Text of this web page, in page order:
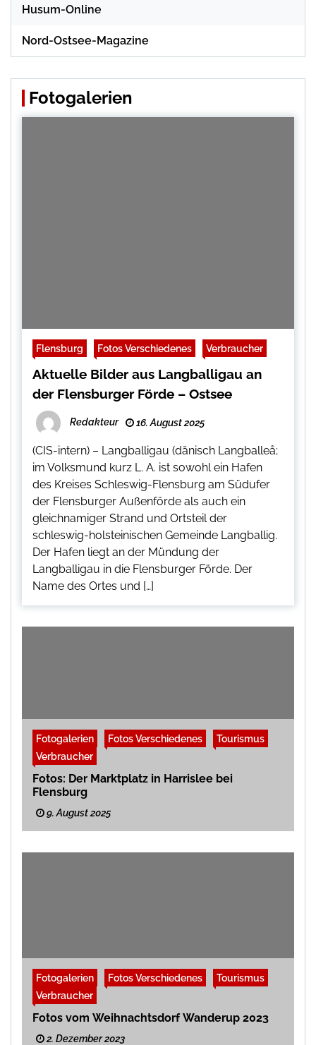
Husum-Online
Nord-Ostsee-Magazine
Fotogalerien
Flensburg Fotos Verschiedenes Verbraucher
Aktuelle Bilder aus Langballigau an
der Flensburger Förde – Ostsee
Redakteur 16. August 2025
(CIS-intern) – Langballigau (dänisch Langballeå;
im Volksmund kurz L. A. ist sowohl ein Hafen
des Kreises Schleswig-Flensburg am Südufer
der Flensburger Außenförde als auch ein
gleichnamiger Strand und Ortsteil der
schleswig-holsteinischen Gemeinde Langballig.
Der Hafen liegt an der Mündung der
Langballigau in die Flensburger Förde. Der
Name des Ortes und […]
Fotogalerien Fotos Verschiedenes
Tourismus
Verbraucher
Fotos: Der Marktplatz in Harrislee bei
Flensburg
9. August 2025
Fotogalerien Fotos Verschiedenes
Tourismus
Verbraucher
Fotos vom Weihnachtsdorf Wanderup 2023
2. Dezember 2023